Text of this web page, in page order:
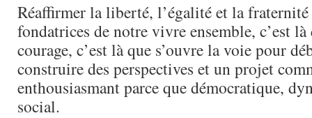
Réaffirmer la liberté, l’égalité et la
fondatrices de notre vivre ensemble, c’est
courage, c’est là que s’ouvre la voie pour
construire des perspectives et un projet
enthousiasmant parce que démocratique,
social.